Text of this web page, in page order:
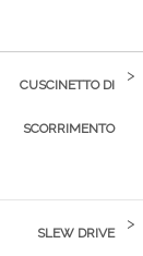
CUSCINETTO DI
SCORRIMENTO
>
SLEW DRIVE
>